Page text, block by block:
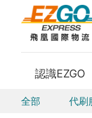
認識EZGO
全部 代刷